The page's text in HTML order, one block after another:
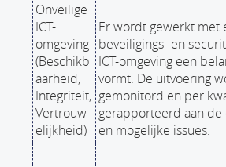
Onveilige
ICT-
omgeving
(Beschikb
aarheid,
Integriteit,
Vertrouw
elijkheid)
Er wordt gewerkt met
beveiligings- en
ICT-omgeving een
vormt. De uitvoering
gemonitord en per
gerapporteerd aan
en mogelijke issues.